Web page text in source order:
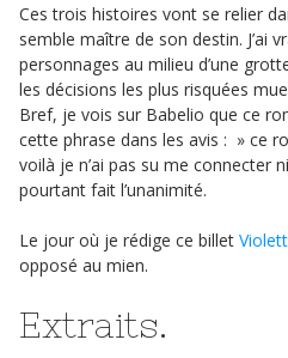
Ces trois histoires vont se relier
semble maître de son destin. J’ai
personnages au milieu d’une
les décisions les plus risquées
Bref, je vois sur Babelio que ce
cette phrase dans les avis : » ce
voilà je n’ai pas su me connecter
pourtant fait l’unanimité.
Le jour où je rédige ce billet
opposé au mien.
Extraits.